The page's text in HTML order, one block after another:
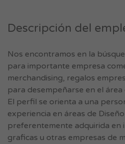
Descripción del
Nos encontramos en la
para importante empresa
merchandising, regalos
para desempeñarse en el
El perfil se orienta a una
experiencia en áreas de
preferentemente adquirida en
graficas u otras empresas de